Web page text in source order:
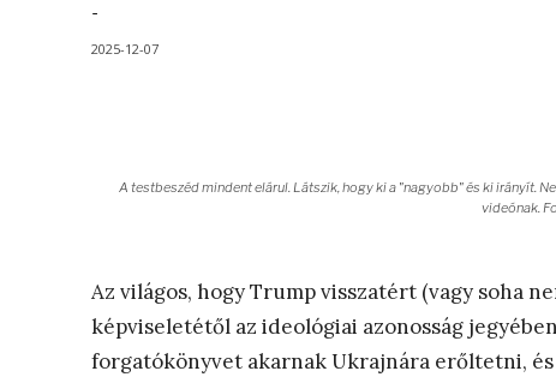
-
2025-12-07
A testbeszéd mindent elárul. Látszik, hogy ki a "nagyobb" és ki irányít.
videónak.
Az világos, hogy Trump visszatért (vagy soha
képviseletétől az ideológiai azonosság
forgatókönyvet akarnak Ukrajnára erőltetni,